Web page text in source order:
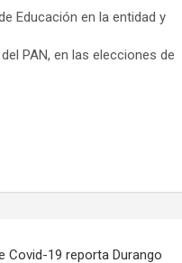
Educación en la entidad y
PAN, en las elecciones de
Covid-19 reporta Durango